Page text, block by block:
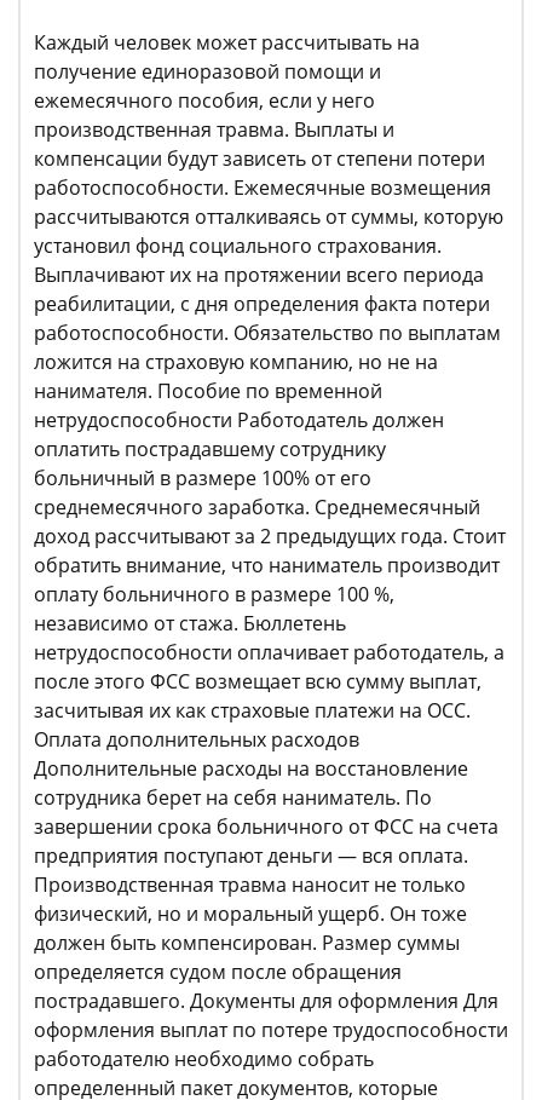
Каждый человек может рассчитывать на
получение единоразовой помощи и
ежемесячного пособия, если у него
производственная травма. Выплаты и
компенсации будут зависеть от степени потери
работоспособности. Ежемесячные возмещения
рассчитываются отталкиваясь от суммы, которую
установил фонд социального страхования.
Выплачивают их на протяжении всего периода
реабилитации, с дня определения факта потери
работоспособности. Обязательство по выплатам
ложится на страховую компанию, но не на
нанимателя. Пособие по временной
нетрудоспособности Работодатель должен
оплатить пострадавшему сотруднику
больничный в размере 100% от его
среднемесячного заработка. Среднемесячный
доход рассчитывают за 2 предыдущих года. Стоит
обратить внимание, что наниматель производит
оплату больничного в размере 100 %,
независимо от стажа. Бюллетень
нетрудоспособности оплачивает работодатель, а
после этого ФСС возмещает всю сумму выплат,
засчитывая их как страховые платежи на ОСС.
Оплата дополнительных расходов
Дополнительные расходы на восстановление
сотрудника берет на себя наниматель. По
завершении срока больничного от ФСС на счета
предприятия поступают деньги — вся оплата.
Производственная травма наносит не только
физический, но и моральный ущерб. Он тоже
должен быть компенсирован. Размер суммы
определяется судом после обращения
пострадавшего. Документы для оформления Для
оформления выплат по потере трудоспособности
работодателю необходимо собрать
определенный пакет документов, которые